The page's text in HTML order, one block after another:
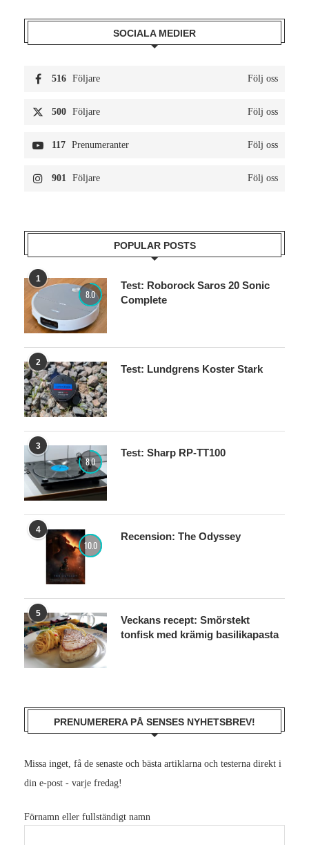
SOCIALA MEDIER
516 Följare Följ oss
500 Följare Följ oss
117 Prenumeranter Följ oss
901 Följare Följ oss
POPULAR POSTS
1
8.0
Test: Roborock Saros 20 Sonic
Complete
2
Test: Lundgrens Koster Stark
3
8.0
Test: Sharp RP-TT100
4
10.0
Recension: The Odyssey
5
Veckans recept: Smörstekt
tonfisk med krämig basilikapasta
PRENUMERERA PÅ SENSES NYHETSBREV!
Missa inget, få de senaste och bästa artiklarna och testerna direkt i
din e-post - varje fredag!
Förnamn eller fullständigt namn